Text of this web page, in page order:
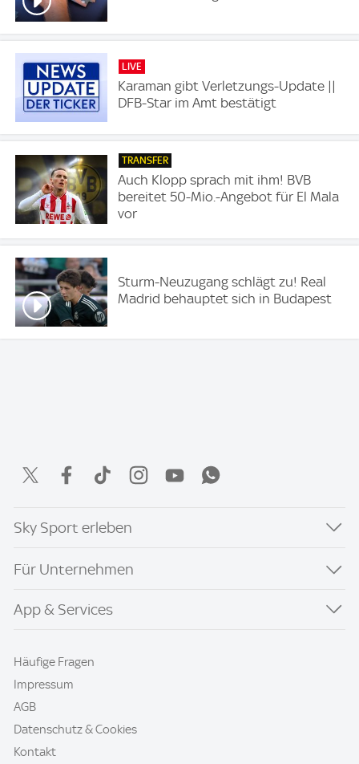
LIVE
Karaman gibt Verletzungs-Update ||
DFB-Star im Amt bestätigt
TRANSFER
Auch Klopp sprach mit ihm! BVB
bereitet 50-Mio.-Angebot für El Mala
vor
Sturm-Neuzugang schlägt zu! Real
Madrid behauptet sich in Budapest
Sky Sport erleben
Für Unternehmen
App & Services
Häufige Fragen
Impressum
AGB
Datenschutz & Cookies
Kontakt